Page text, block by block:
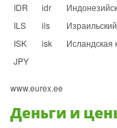
IDR
idr
ILS
ils
ISK
isk Исландская
JPY
www.eurex.ee
Деньги и